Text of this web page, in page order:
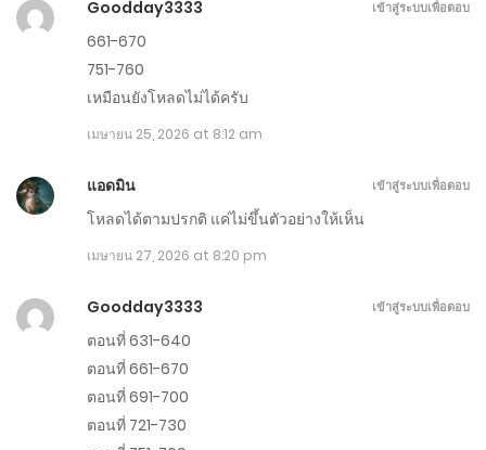
มิถุนายน 20, 2026
ตอนที่ 1391-1400
มิถุนายน 10, 2026
ตอนที่ 1381-1390
มิถุนายน 5, 2026
ตอนที่ 1371-1380
พฤษภาคม 31, 2026
ตอนที่ 1361-1370
Goodday3333
661-670
751-760
เหมือนยังโหลดไม่ได้ครับ
เมษายน 25, 2026 at 8:12 am
เข้าสู่ระบบเพื่อตอบ
แอดมิน
โหลดได้ตามปรกติ แค่ไม่ขึ้นตัวอย่างให้เห็น
เมษายน 27, 2026 at 8:20 pm
เข้าสู่ระบบเพื่อตอบ
Goodday3333
ตอนที่ 631-640
ตอนที่ 661-670
ตอนที่ 691-700
ตอนที่ 721-730
เข้าสู่ระบบเพื่อตอบ